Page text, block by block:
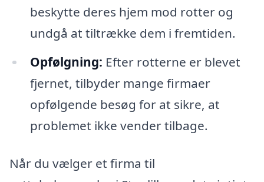
beskytte deres hjem mod rotter og
undgå at tiltrække dem i fremtiden.
Opfølgning: Efter rotterne er blevet
fjernet, tilbyder mange firmaer
opfølgende besøg for at sikre, at
problemet ikke vender tilbage.
Når du vælger et firma til